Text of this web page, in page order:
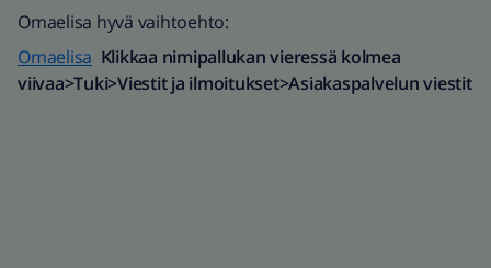
Omaelisa hyvä vaihtoehto:
Omaelisa Klikkaa nimipallukan vieressä kolmea
viivaa>Tuki>Viestit ja ilmoitukset>Asiakaspalvelun viestit